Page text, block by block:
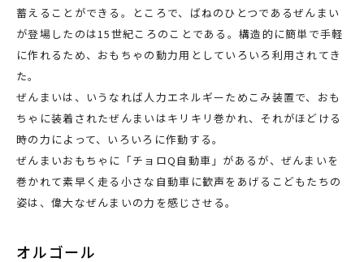
蓄えることができる。ところで、ばねのひとつであるぜんまい
が登場したのは15世紀ころのことである。構造的に簡単で手軽
に作れるため、おもちゃの動力用としていろいろ利用されてき
た。
ぜんまいは、いうなれば人力エネルギーためこみ装置で、おも
ちゃに装着されたぜんまいはキリキリ巻かれ、それがほどける
時の力によって、いろいろに作動する。
ぜんまいおもちゃに「チョロQ自動車」があるが、ぜんまいを
巻かれて素早く走る小さな自動車に歓声をあげるこどもたちの
姿は、偉大なぜんまいの力を感じさせる。
オルゴール